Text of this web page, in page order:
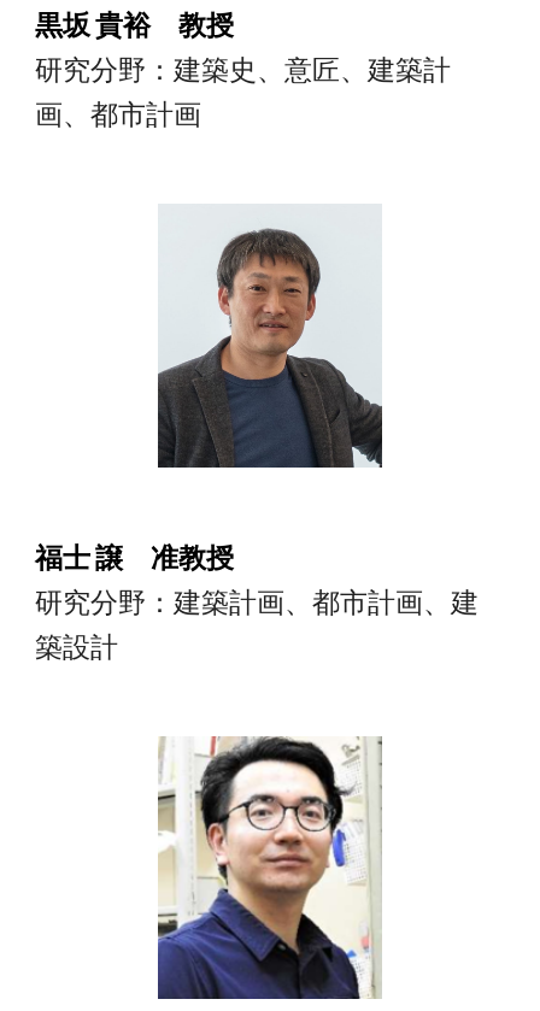
黒坂 貴裕 教授
研究分野：建築史、意匠、建築計
画、都市計画
福士 譲 准教授
研究分野：建築計画、都市計画、建
築設計